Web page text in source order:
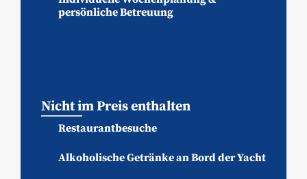
persönliche Betreuung
Nicht im Preis enthalten
Restaurantbesuche
Alkoholische Getränke an Bord der Yacht